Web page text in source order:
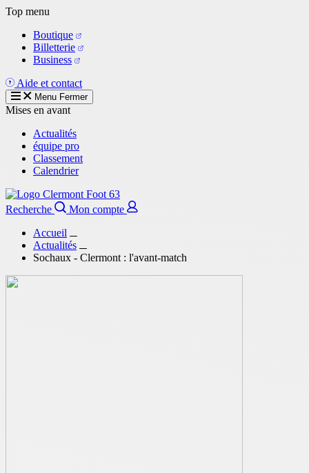
Aller
contenu
principal
Top menu
Boutique
Billetterie
Business
Aide et contact
Menu Fermer
Mises en avant
Actualités
équipe pro
Classement
Calendrier
Recherche
Mon compte
Accueil
Actualités
Sochaux - Clermont : l'avant-match